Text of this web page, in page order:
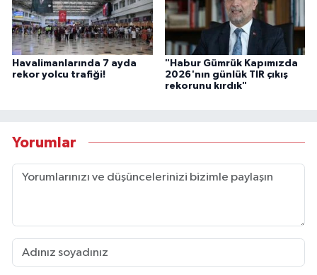
Havalimanlarında 7 ayda
rekor yolcu trafiği!
"Habur Gümrük Kapımızda
2026'nın günlük TIR çıkış
rekorunu kırdık"
Yorumlar